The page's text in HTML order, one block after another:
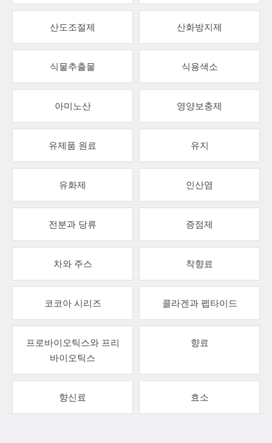
산도조절제 산화방지제
식물추출물 식용색소
아미노산 영양보충제
유제품 원료 유지
유화제 인산염
전분과 당류 증점제
차와 주스 착향료
코코아 시리즈 콜라겐과 펩타이드
프로바이오틱스와 프리
바이오틱스
향료
향신료 효소